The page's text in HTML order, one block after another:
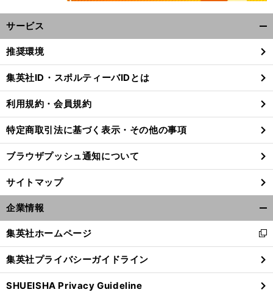
前
へ
サービス
閉
る
推奨環境
集英社ID・スポルティーバIDとは
利用規約・会員規約
特定商取引法に基づく表示・その他の事項
ブラウザプッシュ通知について
サイトマップ
企業情報
閉
る
集英社ホームページ
新
し
い
ウ
ィ
集英社プライバシーガイドライン
SHUEISHA Privacy Guideline